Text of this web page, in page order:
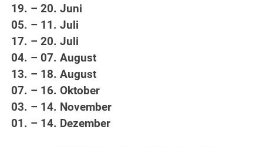
19. – 20. Juni
05. – 11. Juli
17. – 20. Juli
04. – 07. August
13. – 18. August
07. – 16. Oktober
03. – 14. November
01. – 14. Dezember